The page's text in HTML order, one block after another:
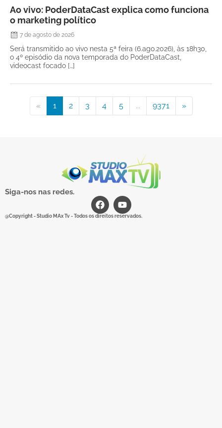
Ao vivo: PoderDataCast explica como funciona
o marketing político
7 de agosto de 2026
Será transmitido ao vivo nesta 5ª feira (6.ago.2026), às 18h30,
o 4º episódio da nova temporada do PoderDataCast,
videocast focado […]
« 1 2 3 4 5 ... 9371 »
Siga-nos nas redes.
@Copyright - Studio MAx Tv - Todos os direitos reservados.